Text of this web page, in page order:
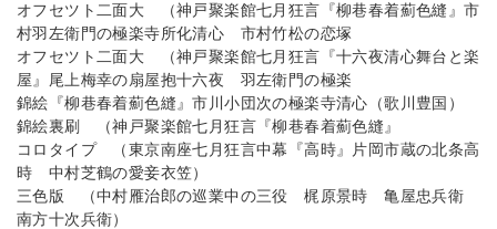
オフセツト二面大 （神戸聚楽館七月狂言『柳巷春着薊色縫』市
村羽左衛門の極楽寺所化清心 市村竹松の恋塚
オフセツト二面大 （神戸聚楽館七月狂言『十六夜清心舞台と楽
屋』尾上梅幸の扇屋抱十六夜 羽左衛門の極楽
錦絵『柳巷春着薊色縫』市川小団次の極楽寺清心（歌川豊国）
錦絵裏刷 （神戸聚楽館七月狂言『柳巷春着薊色縫』
コロタイプ （東京南座七月狂言中幕『高時』片岡市蔵の北条高
時 中村芝鶴の愛妾衣笠）
三色版 （中村雁治郎の巡業中の三役 梶原景時 亀屋忠兵衛
南方十次兵衛）